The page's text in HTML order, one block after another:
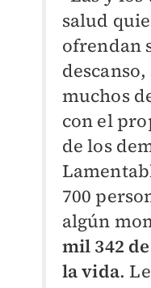
salud
ofrendan
muchos
con el
de los
700
algún
mil 342
la vida.